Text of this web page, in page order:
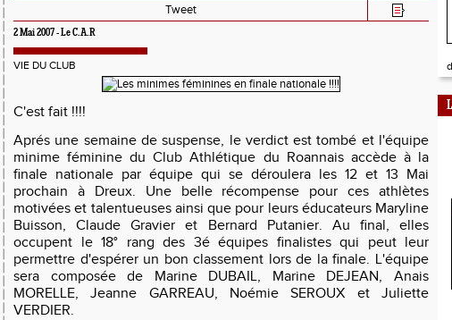
Tweet
2 Mai 2007 -Le C.A.R
VIE DU CLUB
C'est fait !!!!
Aprés une semaine de suspense, le verdict est tombé et l'équipe
minime féminine du Club Athlétique du Roannais accède à la
finale nationale par équipe qui se déroulera les 12 et 13 Mai
prochain à Dreux. Une belle récompense pour ces athlètes
motivées et talentueuses ainsi que pour leurs éducateurs Maryline
Buisson, Claude Gravier et Bernard Putanier. Au final, elles
occupent le 18° rang des 3é équipes finalistes qui peut leur
permettre d'espérer un bon classement lors de la finale. L'équipe
sera composée de Marine DUBAIL, Marine DEJEAN, Anais
MORELLE, Jeanne GARREAU, Noémie SEROUX et Juliette
VERDIER.